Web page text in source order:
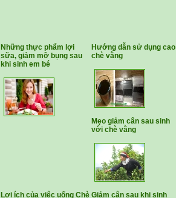
Những thực phẩm lợi
sữa, giảm mỡ bụng sau
khi sinh em bé
Hướng dẫn sử dụng cao
chè vằng
Mẹo giảm cân sau sinh
với chè vằng
Lợi ích của việc uống Chè Giảm cân sau khi sinh